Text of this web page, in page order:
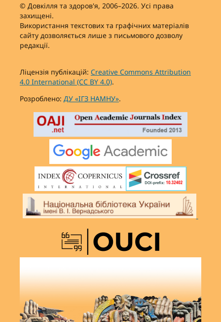
© Довкілля та здоров'я, 2006–2026. Усі права
захищені.
Використання текстових та графічних матеріалів
сайту дозволяється лише з письмового дозволу
редакції.
Ліцензія публікацій: Creative Commons Attribution
4.0 International (CC BY 4.0).
Розроблено: ДУ «ІГЗ НАМНУ».